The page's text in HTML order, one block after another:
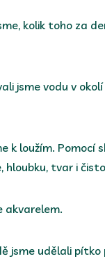
kolik toho za
jsme vodu v
k loužím. Pomocí
hloubku, tvar i
akvarelem.
jsme udělali pítko